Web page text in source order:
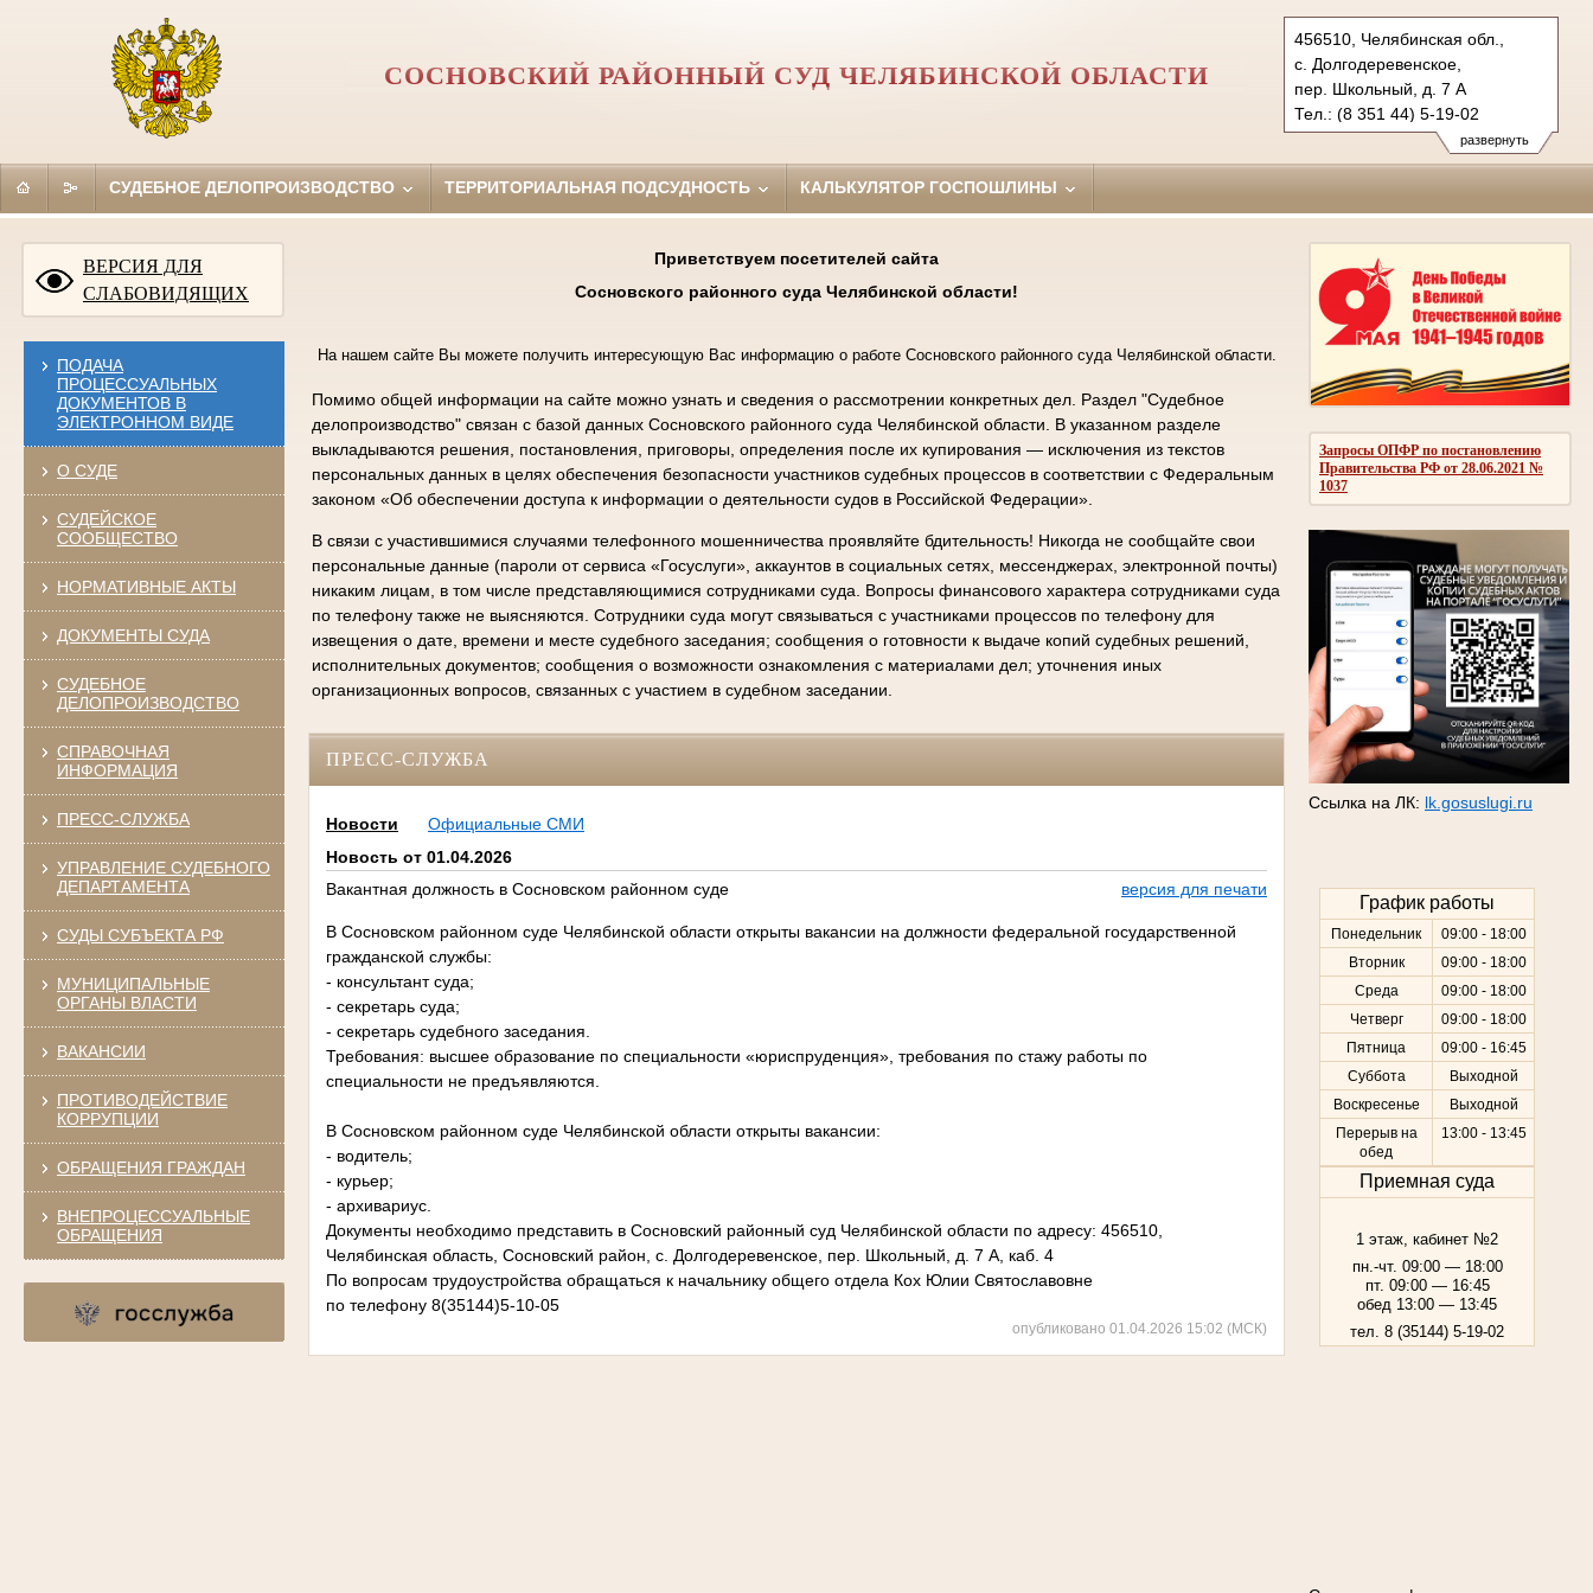
развернуть
456510, Челябинская обл.,
с. Долгодеревенское,
пер. Школьный, д. 7 А
Тел.: (8 351 44) 5-19-02
sosn.chel@sudrf.ru
СОСНОВСКИЙ РАЙОННЫЙ СУД ЧЕЛЯБИНСКОЙ ОБЛАСТИ
СУДЕБНОЕ ДЕЛОПРОИЗВОДСТВО ТЕРРИТОРИАЛЬНАЯ ПОДСУДНОСТЬ КАЛЬКУЛЯТОР ГОСПОШЛИНЫ
ВЕРСИЯ ДЛЯ
СЛАБОВИДЯЩИХ
ПОДАЧА
ПРОЦЕССУАЛЬНЫХ
ДОКУМЕНТОВ В
ЭЛЕКТРОННОМ ВИДЕ
О СУДЕ
СУДЕЙСКОЕ
СООБЩЕСТВО
НОРМАТИВНЫЕ АКТЫ
ДОКУМЕНТЫ СУДА
СУДЕБНОЕ
ДЕЛОПРОИЗВОДСТВО
СПРАВОЧНАЯ
ИНФОРМАЦИЯ
ПРЕСС-СЛУЖБА
УПРАВЛЕНИЕ СУДЕБНОГО
ДЕПАРТАМЕНТА
СУДЫ СУБЪЕКТА РФ
МУНИЦИПАЛЬНЫЕ
ОРГАНЫ ВЛАСТИ
ВАКАНСИИ
ПРОТИВОДЕЙСТВИЕ
КОРРУПЦИИ
ОБРАЩЕНИЯ ГРАЖДАН
ВНЕПРОЦЕССУАЛЬНЫЕ
ОБРАЩЕНИЯ
Запросы ОПФР по постановлению
Правительства РФ от 28.06.2021 №
1037
Ссылка на ЛК: lk.gosuslugi.ru
График работы
Понедельник
09:00 - 18:00
Вторник
09:00 - 18:00
Среда
09:00 - 18:00
Четверг
09:00 - 18:00
Пятница
09:00 - 16:45
Суббота
Выходной
Воскресенье
Выходной
Перерыв на
обед
13:00 - 13:45
Приемная суда
1 этаж, кабинет №2
пн.-чт. 09:00 — 18:00
пт. 09:00 — 16:45
обед 13:00 — 13:45
тел. 8 (35144) 5-19-02
Приветствуем посетителей сайта
Сосновского районного суда Челябинской области!
На нашем сайте Вы можете получить интересующую Вас информацию о работе Сосновского районного суда Челябинской области.
Помимо общей информации на сайте можно узнать и сведения о рассмотрении конкретных дел. Раздел "Судебное
делопроизводство" связан с базой данных Сосновского районного суда Челябинской области. В указанном разделе
выкладываются решения, постановления, приговоры, определения после их купирования — исключения из текстов
персональных данных в целях обеспечения безопасности участников судебных процессов в соответствии с Федеральным
законом «Об обеспечении доступа к информации о деятельности судов в Российской Федерации».
В связи с участившимися случаями телефонного мошенничества проявляйте бдительность! Никогда не сообщайте свои
персональные данные (пароли от сервиса «Госуслуги», аккаунтов в социальных сетях, мессенджерах, электронной почты)
никаким лицам, в том числе представляющимися сотрудниками суда. Вопросы финансового характера сотрудниками суда
по телефону также не выясняются. Сотрудники суда могут связываться с участниками процессов по телефону для
извещения о дате, времени и месте судебного заседания; сообщения о готовности к выдаче копий судебных решений,
исполнительных документов; сообщения о возможности ознакомления с материалами дел; уточнения иных
организационных вопросов, связанных с участием в судебном заседании.
ПРЕСС-СЛУЖБА
Новости
Официальные СМИ
Новость от 01.04.2026
Вакантная должность в Сосновском районном суде
версия для печати
В Сосновском районном суде Челябинской области открыты вакансии на должности федеральной государственной
гражданской службы:
- консультант суда;
- секретарь суда;
- секретарь судебного заседания.
Требования: высшее образование по специальности «юриспруденция», требования по стажу работы по
специальности не предъявляются.
В Сосновском районном суде Челябинской области открыты вакансии:
- водитель;
- курьер;
- архивариус.
Документы необходимо представить в Сосновский районный суд Челябинской области по адресу: 456510,
Челябинская область, Сосновский район, с. Долгодеревенское, пер. Школьный, д. 7 А, каб. 4
По вопросам трудоустройства обращаться к начальнику общего отдела Кох Юлии Святославовне
по телефону 8(35144)5-10-05
опубликовано 01.04.2026 15:02 (МСК)